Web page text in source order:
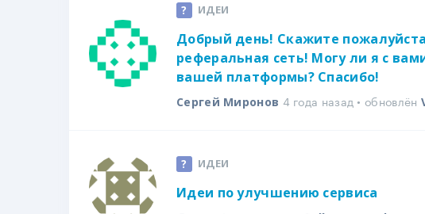
ИДЕИ
Добрый день! Скажите пожалуйста
реферальная сеть! Могу ли я с
вашей платформы? Спасибо!
Сергей Миронов 4 года назад • обновлён
ИДЕИ
Идеи по улучшению сервиса